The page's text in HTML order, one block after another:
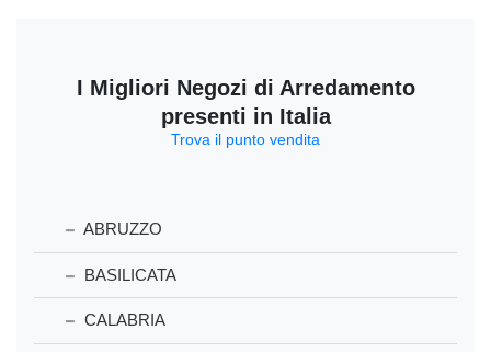
I Migliori Negozi di Arredamento
presenti in Italia
Trova il punto vendita
ABRUZZO
BASILICATA
CALABRIA